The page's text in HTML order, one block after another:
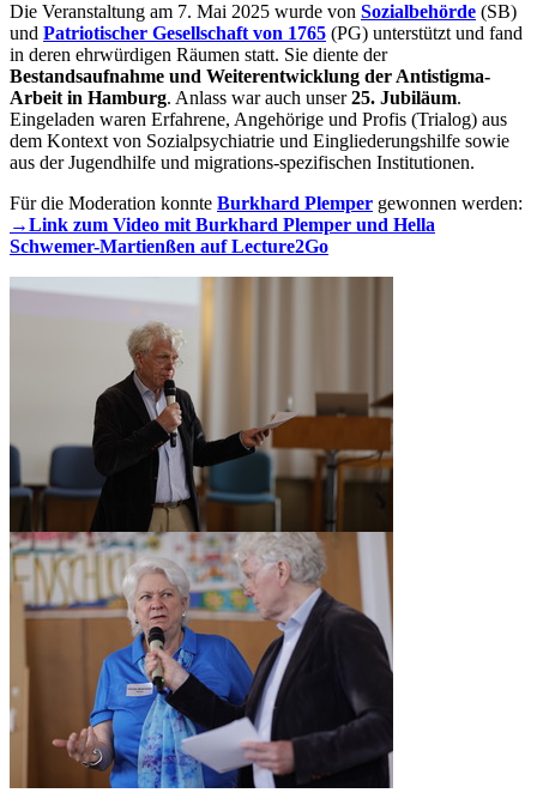
Die Veranstaltung am 7. Mai 2025 wurde von Sozialbehörde (SB)
und Patriotischer Gesellschaft von 1765 (PG) unterstützt und fand
in deren ehrwürdigen Räumen statt. Sie diente der
Bestandsaufnahme und Weiterentwicklung der Antistigma-
Arbeit in Hamburg. Anlass war auch unser25. Jubiläum.
Eingeladen waren Erfahrene, Angehörige und Profis (Trialog) aus
dem Kontext von Sozialpsychiatrie und Eingliederungshilfe sowie
aus der Jugendhilfe und migrations-spezifischen Institutionen.
Für die Moderation konnte Burkhard Plemper gewonnen werden:
→Link zum Video mit Burkhard Plemper und Hella
Schwemer-Martienßen auf Lecture2Go